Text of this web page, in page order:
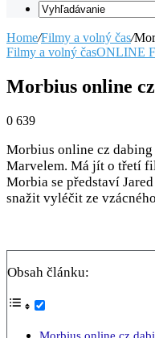
Home/Filmy a volný čas/
Filmy a volný časONLINE
Morbius online
0 639
Morbius online cz
Marvelem. Má jít o třetí
Morbia se představí
snažit vyléčit ze
Obsah článku:
Morbius online cz